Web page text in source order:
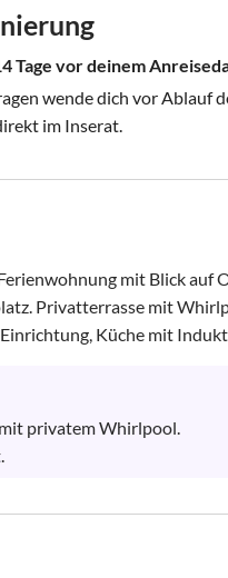
Tage vor deinem
wende dich vor Ablauf
im Inserat.
mit Blick auf
Privatterrasse mit
Küche mit
privatem Whirlpool.